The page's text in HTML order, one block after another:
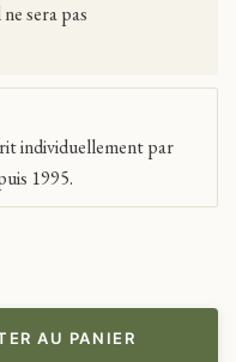
sera pas
individuellement par
1995.
AU PANIER